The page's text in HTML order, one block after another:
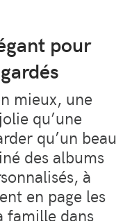
pour
mieux, une
qu’une
qu’un beau
des albums
à
en page les
famille dans